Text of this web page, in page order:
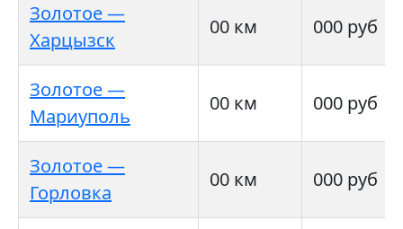
Золотое —
Харцызск
00 км 000 руб
Золотое —
Мариуполь
00 км 000 руб
Золотое —
Горловка
00 км 000 руб